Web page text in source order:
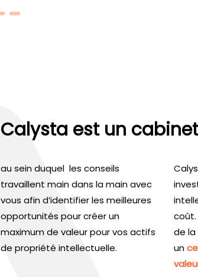
Calysta est un
au sein duquel les conseils
travaillent main dans la main avec
vous afin d’identifier les meilleures
opportunités pour créer un
maximum de valeur pour vos actifs
de propriété intellectuelle.
coût.
de
un